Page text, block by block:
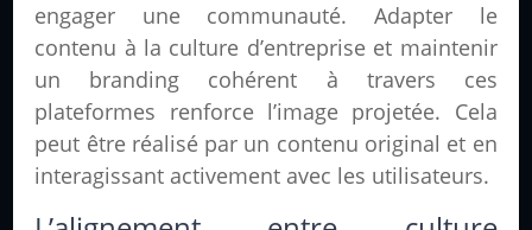
engager une communauté. Adapter le
contenu à la culture d’entreprise et maintenir
un branding cohérent à travers ces
plateformes renforce l’image projetée. Cela
peut être réalisé par un contenu original et en
interagissant activement avec les utilisateurs.